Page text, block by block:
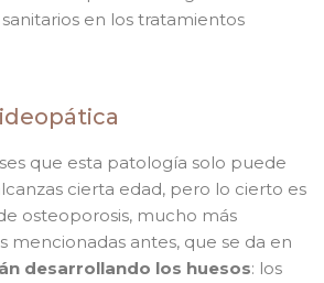
en los tratamientos
que esta patología solo puede
cierta edad, pero lo cierto es
osteoporosis, mucho más
mencionadas antes, que se da en
desarrollando los huesos: los